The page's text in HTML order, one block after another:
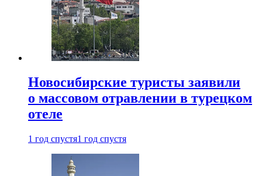
Новосибирские туристы заявили
о массовом отравлении в турецком
отеле
1 год спустя1 год спустя